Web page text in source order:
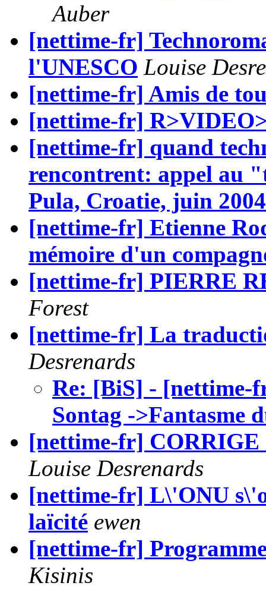
Auber
[nettime-fr]
l'UNESCO Louise
[nettime-fr] Amis de
[nettime-fr]
[nettime-fr] quand
rencontrent: appel au
Pula, Croatie, juin 2004
[nettime-fr] Etienne
mémoire d'un
[nettime-fr] PIERRE
Forest
[nettime-fr] La
Desrenards
Re: [BiS] - [nettime-
Sontag ->Fantasme
[nettime-fr] CORRIGE
Louise Desrenards
[nettime-fr] L\'ONU
laïcité ewen
[nettime-fr]
Kisinis